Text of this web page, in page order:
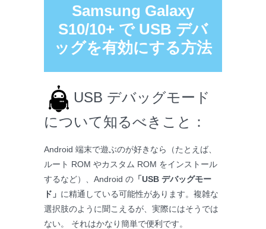
Samsung Galaxy
S10/10+ で USB デバ
ッグを有効にする方法
USB デバッグモード
について知るべきこと：
Android 端末で遊ぶのが好きなら（たとえば、
ルート ROM やカスタム ROM をインストール
するなど）、Android の 「USB デバッグモー
ド」 に精通している可能性があります。複雑な
選択肢のように聞こえるが、実際にはそうでは
ない。 それはかなり簡単で便利です。